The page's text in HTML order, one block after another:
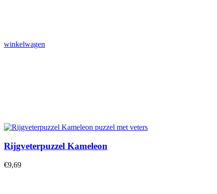
winkelwagen
Rijgveterpuzzel Kameleon
€9,69